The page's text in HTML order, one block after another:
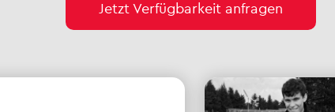
Jetzt Verfügbarkeit anfragen